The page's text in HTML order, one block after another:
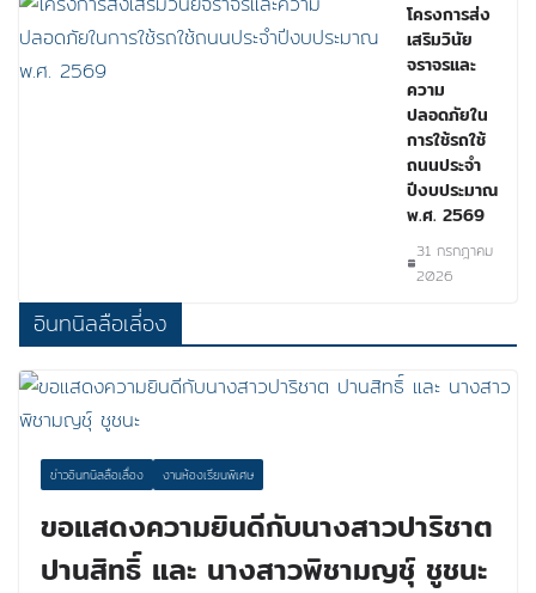
โครงการส่ง
เสริมวินัย
จราจรและ
ความ
ปลอดภัยใน
การใช้รถใช้
ถนนประจำ
ปีงบประมาณ
พ.ศ. 2569
31 กรกฎาคม
2026
อินทนิลลือเลี่อง
ข่าวอินทนิลลือเลื่อง งานห้องเรียนพิเศษ
ขอแสดงความยินดีกับนางสาวปาริชาต
ปานสิทธิ์ และ นางสาวพิชามญชุ์ ชูชนะ